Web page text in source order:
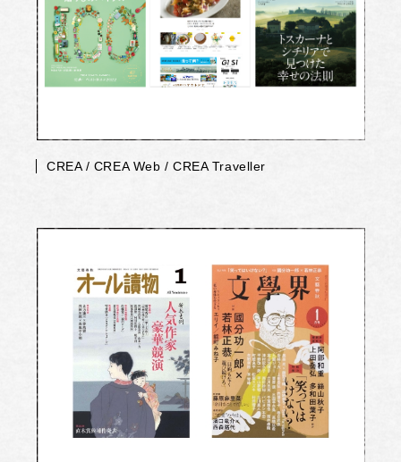
CREA / CREA Web / CREA Traveller